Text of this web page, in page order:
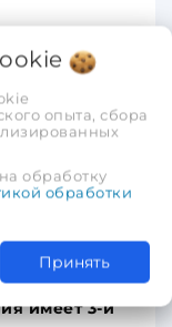
режима
и обратно.
при
имеет 3-и
опыта, сбора
обработку
обработки
Принять